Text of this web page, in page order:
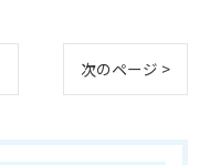
次のページ >